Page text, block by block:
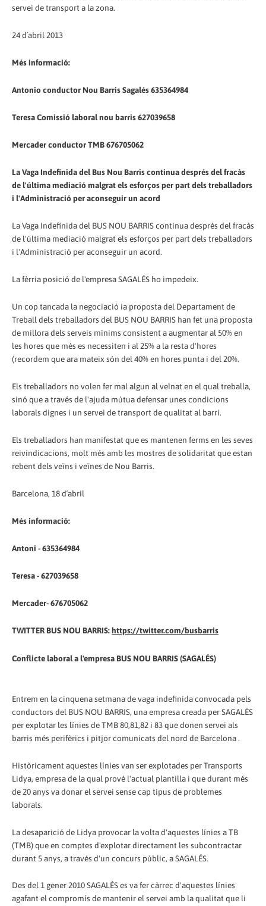
servei de transport a la zona.
24 d´abril 2013
Més informació:
Antonio conductor Nou Barris Sagalés 635364984
Teresa Comissió laboral nou barris 627039658
Mercader conductor TMB 676705062
La Vaga Indefinida del Bus Nou Barris continua després del fracàs
de l'última mediació malgrat els esforços per part dels treballadors
i l'Administració per aconseguir un acord
La Vaga Indefinida del BUS NOU BARRIS continua després del fracàs
de l'última mediació malgrat els esforços per part dels treballadors
i l'Administració per aconseguir un acord.
La fèrria posició de l'empresa SAGALÉS ho impedeix.
Un cop tancada la negociació ia proposta del Departament de
Treball dels treballadors del BUS NOU BARRIS han fet una proposta
de millora dels serveis mínims consistent a augmentar al 50% en
les hores que més es necessiten i al 25% a la resta d'hores
(recordem que ara mateix són del 40% en hores punta i del 20%.
Els treballadors no volen fer mal algun al veïnat en el qual treballa,
sinó que a través de l'ajuda mútua defensar unes condicions
laborals dignes i un servei de transport de qualitat al barri.
Els treballadors han manifestat que es mantenen ferms en les seves
reivindicacions, molt més amb les mostres de solidaritat que estan
rebent dels veïns i veïnes de Nou Barris.
Barcelona, 18 d´abril
Més informació:
Antoni - 635364984
Teresa - 627039658
Mercader- 676705062
TWITTER BUS NOU BARRIS:https://twitter.com/busbarris
Conflicte laboral a l'empresa BUS NOU BARRIS (SAGALÉS)
Entrem en la cinquena setmana de vaga indefinida convocada pels
conductors del BUS NOU BARRIS, una empresa creada per SAGALÉS
per explotar les línies de TMB 80,81,82 i 83 que donen servei als
barris més perifèrics i pitjor comunicats del nord de Barcelona .
Històricament aquestes línies van ser explotades per Transports
Lidya, empresa de la qual prové l'actual plantilla i que durant més
de 20 anys va donar el servei sense cap tipus de problemes
laborals.
La desaparició de Lidya provocar la volta d'aquestes línies a TB
(TMB) que en comptes d'explotar directament les subcontractar
durant 5 anys, a través d'un concurs públic, a SAGALÉS.
Des del 1 gener 2010 SAGALÉS es va fer càrrec d'aquestes línies
agafant el compromís de mantenir el servei amb la qualitat que li